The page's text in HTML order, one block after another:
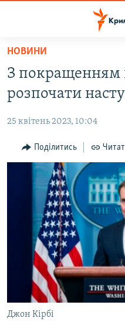
Перейти
основного
матеріалу
Перейти
до
навігації
Перейти
ВОДА.КРИМ
ВІДЕО ТА ФОТО
ПОЛІТИКА
БЛОГИ
ПОГЛЯД
ІНТЕРВ'Ю
ВСЕ ЗА ДЕНЬ
СПЕЦПРОЕКТИ
ДЕПОРТАЦІЯ
ВІДЕОУРОКИ «ELIFBE»
СВІДЧЕННЯ ОКУПАЦІЇ
УКРАЇНСЬКА ПРОБЛЕМА КРИМУ
ЯК ОБІЙТИ БЛОКУВАННЯ
Русский
Qırımtatar
НОВИНИ
З покращенням
розпочати
25 квітень 2023, 10:04
Поділитись
Джон Кірбі